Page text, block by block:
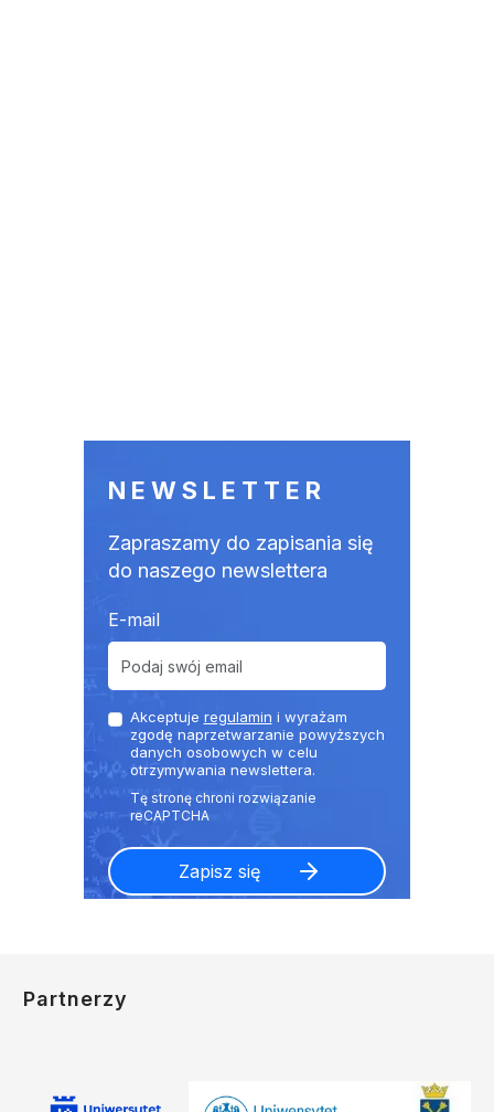
NEWSLETTER
Zapraszamy do zapisania się
do naszego newslettera
E-mail
Akceptuje regulamin i wyrażam
zgodę naprzetwarzanie powyższych
danych osobowych w celu
otrzymywania newslettera.
Partnerzy